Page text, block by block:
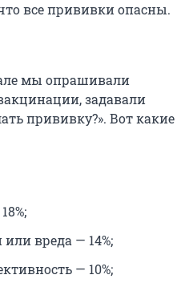
все прививки опасны.
мы опрашивали
задавали
прививку?». Вот какие
вреда — 14%;
— 10%;